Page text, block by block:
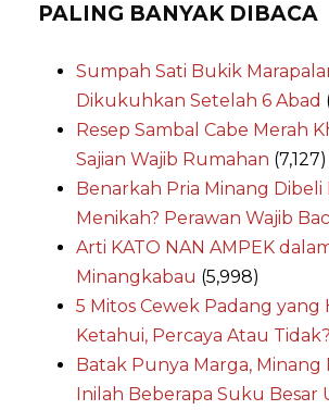
PALING BANYAK DIBACA
Sumpah Sati Bukik
Dikukuhkan Setelah 6 Abad
Resep Sambal Cabe Merah
Sajian Wajib Rumahan (7,127)
Benarkah Pria Minang Dibeli
Menikah? Perawan Wajib
Arti KATO NAN AMPEK
Minangkabau (5,998)
5 Mitos Cewek Padang yang
Ketahui, Percaya Atau Tidak?
Batak Punya Marga,
Inilah Beberapa Suku Besar